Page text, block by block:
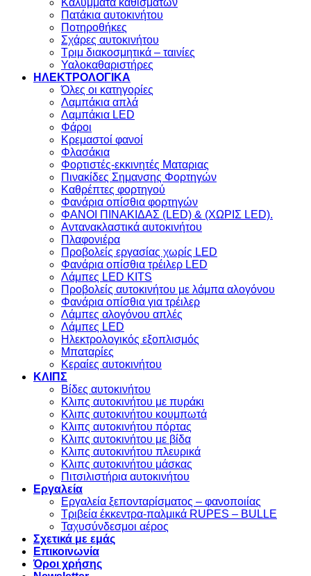
Καλύμματα καθισμάτων
Πατάκια αυτοκινήτου
Ποτηροθήκες
Σχάρες αυτοκινήτου
Τριμ διακοσμητικά – ταινίες
Υαλοκαθαριστήρες
ΗΛΕΚΤΡΟΛΟΓΙΚΑ
Όλες οι κατηγορίες
Λαμπάκια απλά
Λαμπάκια LED
Φάροι
Κρεμαστοί φανοί
Φλασάκια
Φορτιστές-εκκινητές Ματαριας
Πινακίδες Σημανσης Φορτηγών
Kαθρέπτες φορτηγού
Φανάρια οπίσθια φορτηγών
ΦΑΝΟΙ ΠΙΝΑΚΙΔΑΣ (LED) & (XΩΡΙΣ LED).
Aντανακλαστικά αυτοκινήτου
Πλαφονιέρα
Προβολείς εργασίας χωρίς LED
Φανάρια οπίσθια τρέιλερ LED
Λάμπες LED KITS
Προβολείς αυτοκινήτου με λάμπα αλογόνου
Φανάρια οπίσθια για τρέιλερ
Λάμπες αλογόνου απλές
Λάμπες LED
Ηλεκτρολογικός εξοπλισμός
Μπαταρίες
Κεραίες αυτοκινήτου
ΚΛΙΠΣ
Βίδες αυτοκινήτου
Kλιπς αυτοκινήτου με πυράκι
Kλιπς αυτοκινήτου κουμπωτά
Κλιπς αυτοκινήτου πόρτας
Κλιπς αυτοκινήτου με βίδα
Kλιπς αυτοκινήτου πλευρικά
Kλιπς αυτοκινήτου μάσκας
Πιτσιλιστήρια αυτοκινήτου
Εργαλεία
Εργαλεία ξεπονταρίσματος – φανοποιίας
Τριβεία έκκεντρα-παλμικά RUPES – BULLE
Ταχυσύνδεσμοι αέρος
Σχετικά με εμάς
Επικοινωνία
Όροι χρήσης